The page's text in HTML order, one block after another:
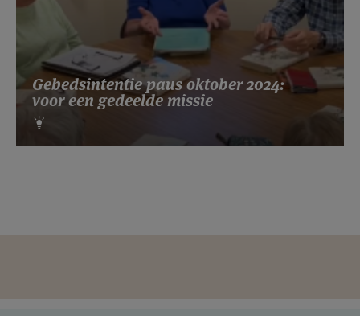
Gebedsintentie paus oktober 2024:
voor een gedeelde missie